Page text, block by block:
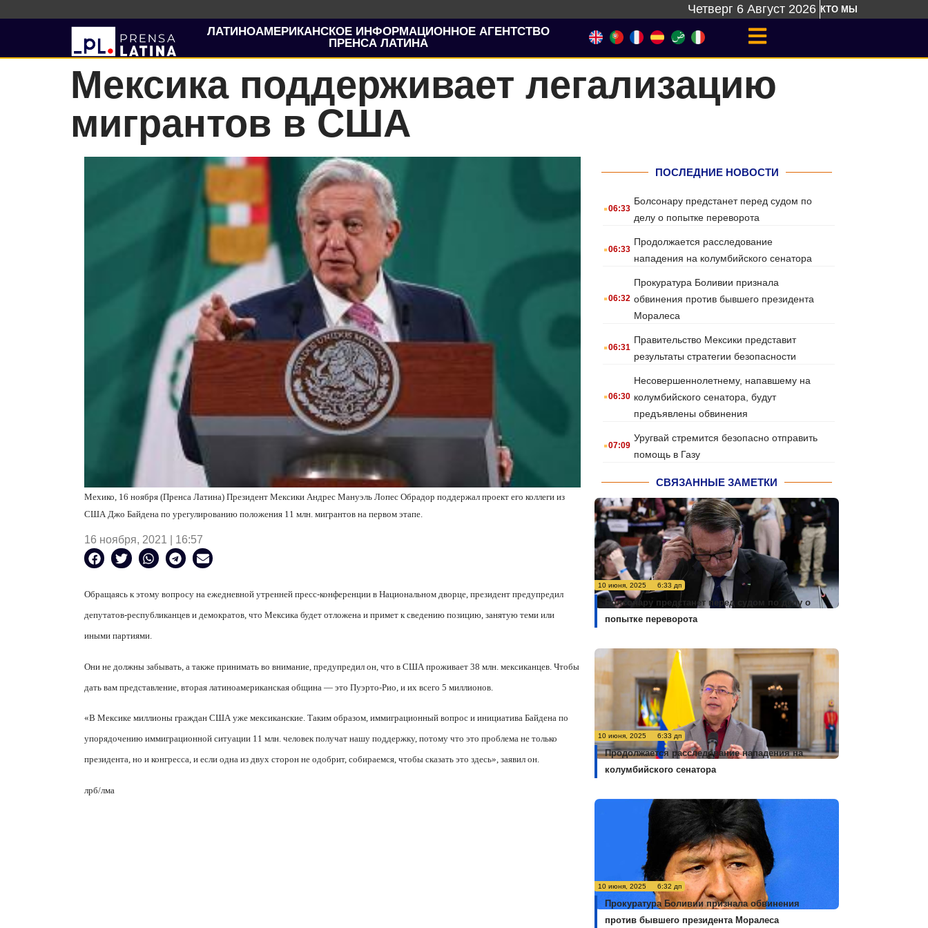
Четверг 6 Август 2026 КТО МЫ
ЛАТИНОАМЕРИКАНСКОЕ ИНФОРМАЦИОННОЕ АГЕНТСТВО
ПРЕНСА ЛАТИНА
Мексика поддерживает легализацию
мигрантов в США
Мехико, 16 ноября (Пренса Латина) Президент Мексики Андрес Мануэль Лопес Обрадор поддержал проект его коллеги из
США Джо Байдена по урегулированию положения 11 млн. мигрантов на первом этапе.
16 ноября, 2021 | 16:57
Обращаясь к этому вопросу на ежедневной утренней пресс-конференции в Национальном дворце, президент предупредил
депутатов-республиканцев и демократов, что Мексика будет отложена и примет к сведению позицию, занятую теми или
иными партиями.
Они не должны забывать, а также принимать во внимание, предупредил он, что в США проживает 38 млн. мексиканцев. Чтобы
дать вам представление, вторая латиноамериканская община — это Пуэрто-Рио, и их всего 5 миллионов.
«В Мексике миллионы граждан США уже мексиканские. Таким образом, иммиграционный вопрос и инициатива Байдена по
упорядочению иммиграционной ситуации 11 млн. человек получат нашу поддержку, потому что это проблема не только
президента, но и конгресса, и если одна из двух сторон не одобрит, собираемся, чтобы сказать это здесь», заявил он.
лрб/лма
ПОСЛЕДНИЕ НОВОСТИ
.06:33
Болсонару предстанет перед судом по
делу о попытке переворота
.06:33
Продолжается расследование
нападения на колумбийского сенатора
.06:32
Прокуратура Боливии признала
обвинения против бывшего президента
Моралеса
.06:31
Правительство Мексики представит
результаты стратегии безопасности
.06:30
Несовершеннолетнему, напавшему на
колумбийского сенатора, будут
предъявлены обвинения
.07:09
Уругвай стремится безопасно отправить
помощь в Газу
СВЯЗАННЫЕ ЗАМЕТКИ
10 июня, 2025 6:33 дп
Болсонару предстанет перед судом по делу о
попытке переворота
10 июня, 2025 6:33 дп
Продолжается расследование нападения на
колумбийского сенатора
10 июня, 2025 6:32 дп
Прокуратура Боливии признала обвинения
против бывшего президента Моралеса